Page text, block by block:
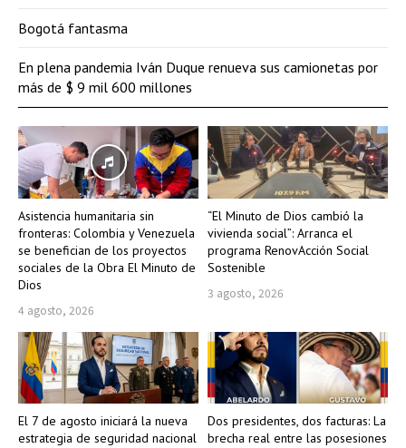
Asistencia humanitaria sin
fronteras: Colombia y Venezuela
se benefician de los proyectos
sociales de la Obra El Minuto de
Dios
4 agosto, 2026
“El Minuto de Dios cambió la
vivienda social”: Arranca el
programa RenovAcción Social
Sostenible
3 agosto, 2026
El 7 de agosto iniciará la nueva
estrategia de seguridad nacional
Dos presidentes, dos facturas: La
brecha real entre las posesiones
Bogotá fantasma
En plena pandemia Iván Duque renueva sus camionetas por
más de $ 9 mil 600 millones